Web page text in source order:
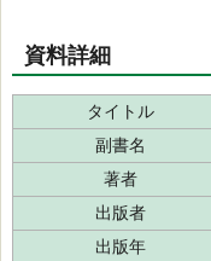
資料詳細
タイトル
副書名
著者
出版者
出版年